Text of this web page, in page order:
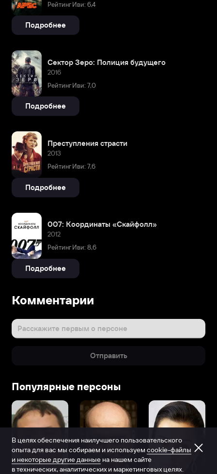
Рейтинг Иви: 6,4
Подробнее
Сектор Зеро: Полиция будущего
2016
Рейтинг Иви: 7,0
Подробнее
Преступления страсти
2013
Рейтинг Иви: 7,6
Подробнее
007: Координаты «Скайфолл»
2012
Рейтинг Иви: 8,6
Подробнее
Комментарии
Расскажите первым о персоне
Отправить
Популярные персоны
В целях обеспечения наилучшего пользовательского
опыта для вас мы собираем и используем cookie-файлы
и некоторые другие данные на нашем сайте
в технических, аналитических и маркетинговых целях.